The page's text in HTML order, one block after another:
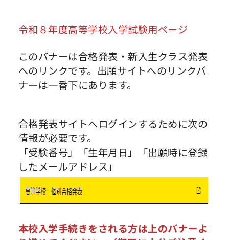
令和８年度高等学校入学試験用ページ
このバナーは合格発表・新入生クラス発表
へのリンクです。出願サイトへのリンクバ
ナーは一番下にあります。
合格発表サイトへログインするために次の
情報が必要です。
「受験番号」「生年月日」「出願時に登録
したメールアドレス」
本校入学手続きをされる方は上のバナーよ